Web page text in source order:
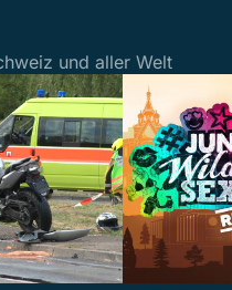
und aller Welt